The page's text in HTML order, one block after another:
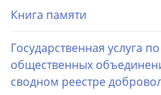
Книга памяти
Государственная услуга
общественных
сводном реестре